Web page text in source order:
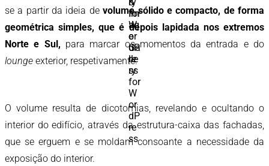
se a partir da ideia devolume sólido e compacto, de forma
geométrica simples, que é depois lapidada nos extremos
Norte e Sul, para marcar os momentos da entrada e do
lounge exterior, respetivamente.
O volume resulta de dicotomias, revelando e ocultando o
interior do edifício, através da estrutura-caixa das fachadas,
que se erguem e se moldam consoante a necessidade da
exposição do interior.